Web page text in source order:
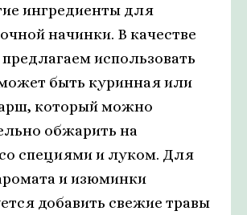
ингредиенты для
начинки. В качестве
использовать
быть куринная или
который можно
обжарить на
специями и луком. Для
и изюминки
добавить свежие травы